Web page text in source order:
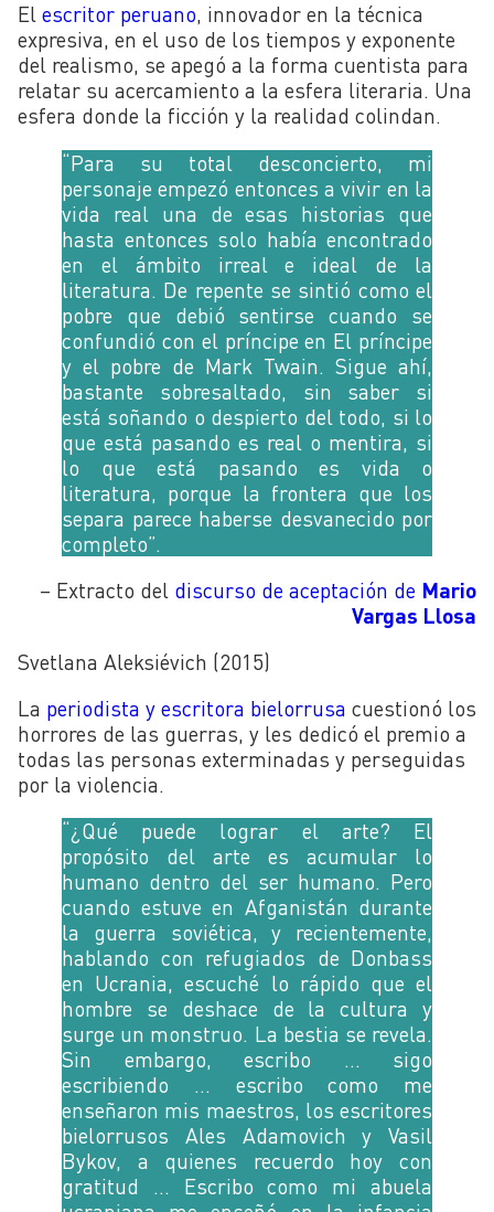
El escritor peruano, innovador en la técnica
expresiva, en el uso de los tiempos y exponente
del realismo, se apegó a la forma cuentista para
relatar su acercamiento a la esfera literaria. Una
esfera donde la ficción y la realidad colindan.
“Para su total desconcierto, mi
personaje empezó entonces a vivir en la
vida real una de esas historias que
hasta entonces solo había encontrado
en el ámbito irreal e ideal de la
literatura. De repente se sintió como el
pobre que debió sentirse cuando se
confundió con el príncipe en El príncipe
y el pobre de Mark Twain. Sigue ahí,
bastante sobresaltado, sin saber si
está soñando o despierto del todo, si lo
que está pasando es real o mentira, si
lo que está pasando es vida o
literatura, porque la frontera que los
separa parece haberse desvanecido por
completo”.
– Extracto del discurso de aceptación de Mario
Vargas Llosa
Svetlana Aleksiévich (2015)
La periodista y escritora bielorrusa cuestionó los
horrores de las guerras, y les dedicó el premio a
todas las personas exterminadas y perseguidas
por la violencia.
“¿Qué puede lograr el arte? El
propósito del arte es acumular lo
humano dentro del ser humano. Pero
cuando estuve en Afganistán durante
la guerra soviética, y recientemente,
hablando con refugiados de Donbass
en Ucrania, escuché lo rápido que el
hombre se deshace de la cultura y
surge un monstruo. La bestia se revela.
Sin embargo, escribo … sigo
escribiendo … escribo como me
enseñaron mis maestros, los escritores
bielorrusos Ales Adamovich y Vasil
Bykov, a quienes recuerdo hoy con
gratitud … Escribo como mi abuela